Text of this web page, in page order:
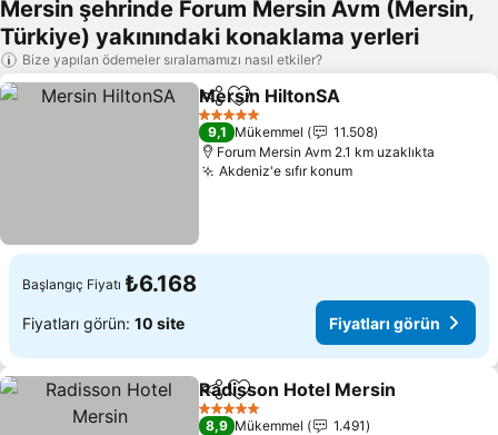
Mersin şehrinde Forum Mersin Avm (Mersin,
Türkiye) yakınındaki konaklama yerleri
Bize yapılan ödemeler sıralamamızı nasıl etkiler?
PaylaşFavorilerime ekle
Mersin HiltonSA
5 Yıldız
9,1 Mükemmel
11.508
Forum Mersin Avm 2.1 km uzaklıkta
Akdeniz'e sıfır konumFiyatları görün
Başlangıç Fiyatı ₺6.168
Fiyatları görün: 10 site Fiyatları görün
PaylaşFavorilerime ekle
Radisson Hotel Mersin
5 Yıldız
8,9 Mükemmel
1.491